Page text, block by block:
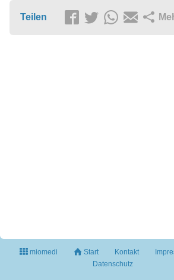
Teilen
miomedi Start Kontakt
Datenschutz